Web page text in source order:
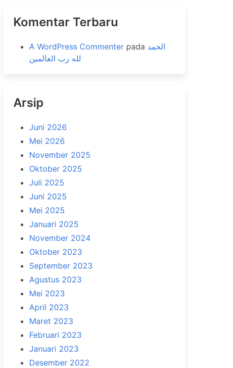
Komentar Terbaru
A WordPress Commenterpada الحمد
لله رب العالمين
Arsip
Juni 2026
Mei 2026
November 2025
Oktober 2025
Juli 2025
Juni 2025
Mei 2025
Januari 2025
November 2024
Oktober 2023
September 2023
Agustus 2023
Mei 2023
April 2023
Maret 2023
Februari 2023
Januari 2023
Desember 2022